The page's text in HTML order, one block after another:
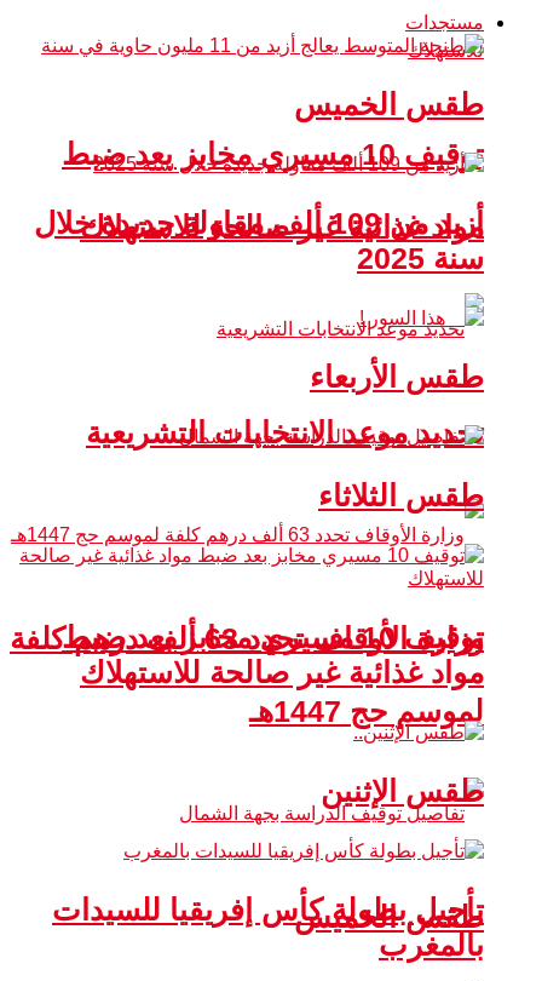
توقيف 10 مسيري مخابز بعد ضبط
مواد غذائية غير صالحة للاستهلاك
تحديد موعد الانتخابات التشريعية
وزارة الأوقاف تحدد 63 ألف درهم كلفة
لموسم حج 1447هـ
طقس الخميس
مستجدات
طقس الخميس
أزيد من 109 ألف مقاولة جديدة خلال
سنة 2025
طقس الأربعاء
طقس الثلاثاء
توقيف 10 مسيري مخابز بعد ضبط
مواد غذائية غير صالحة للاستهلاك
طقس الإثنين
تأجيل بطولة كأس إفريقيا للسيدات
بالمغرب